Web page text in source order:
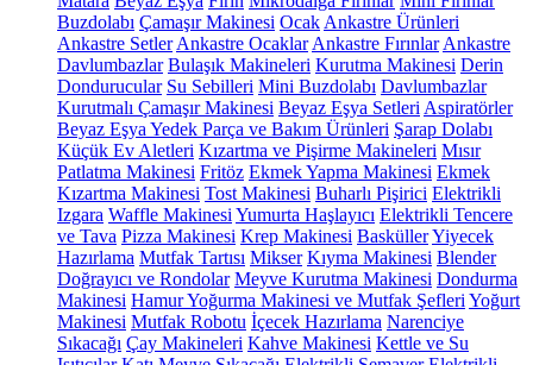
Buzdolabı Çamaşır Makinesi Ocak Ankastre Ürünleri
Ankastre Setler Ankastre Ocaklar Ankastre Fırınlar Ankastre
Davlumbazlar Bulaşık Makineleri Kurutma Makinesi Derin
Dondurucular Su Sebilleri Mini Buzdolabı Davlumbazlar
Kurutmalı Çamaşır Makinesi Beyaz Eşya Setleri Aspiratörler
Beyaz Eşya Yedek Parça ve Bakım Ürünleri Şarap Dolabı
Küçük Ev Aletleri Kızartma ve Pişirme Makineleri Mısır
Patlatma Makinesi Fritöz Ekmek Yapma Makinesi Ekmek
Kızartma Makinesi Tost Makinesi Buharlı Pişirici Elektrikli
Izgara Waffle Makinesi Yumurta Haşlayıcı Elektrikli Tencere
ve Tava Pizza Makinesi Krep Makinesi BasküllerYiyecek
Hazırlama Mutfak Tartısı Mikser Kıyma Makinesi Blender
Doğrayıcı ve Rondolar Meyve Kurutma Makinesi Dondurma
Makinesi Hamur Yoğurma Makinesi ve Mutfak Şefleri Yoğurt
Makinesi Mutfak Robotu İçecek Hazırlama Narenciye
Sıkacağı Çay Makineleri Kahve Makinesi Kettle ve Su